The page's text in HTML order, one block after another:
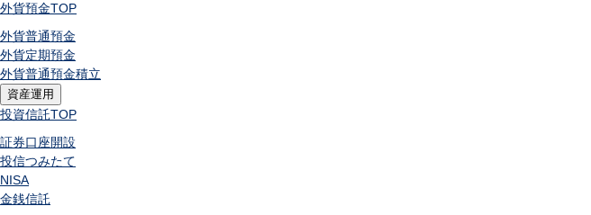
外貨預金TOP
外貨普通預金
外貨定期預金
外貨普通預金積立
資産運用
投資信託TOP
証券口座開設
投信つみたて
NISA
金銭信託